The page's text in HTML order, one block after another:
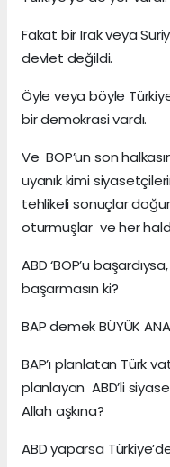
Fakat bir Irak veya
devlet değildi.
Öyle veya böyle
bir demokrasi vardı.
Ve BOP’un son
uyanık kimi
tehlikeli sonuçlar
oturmuşlar ve her
ABD ‘BOP’u
başarmasın ki?
BAP demek BÜYÜK
BAP’ı planlatan Türk
planlayan ABD’li
Allah aşkına?
ABD yaparsa